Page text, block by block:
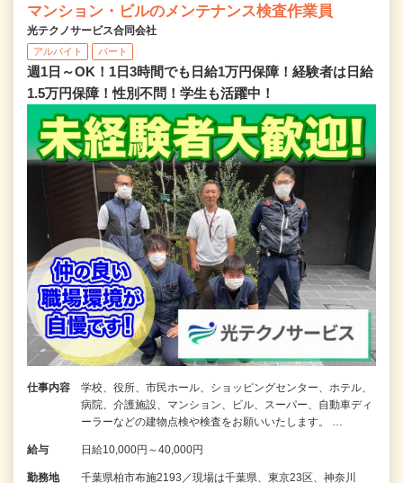
マンション・ビルのメンテナンス検査作業員
光テクノサービス合同会社
アルバイト パート
週1日～OK！1日3時間でも日給1万円保障！経験者は日給
1.5万円保障！性別不問！学生も活躍中！
仕事内容
学校、役所、市民ホール、ショッピングセンター、ホテル、
病院、介護施設、マンション、ビル、スーパー、自動車ディ
ーラーなどの建物点検や検査をお願いいたします。 …
給与 日給10,000円～40,000円
勤務地
千葉県柏市布施2193／現場は千葉県、東京23区、神奈川